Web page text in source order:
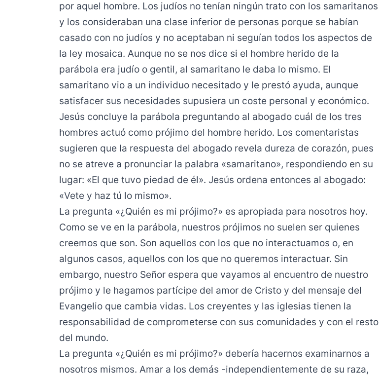
por aquel hombre. Los judíos no tenían ningún trato con los samaritanos
y los consideraban una clase inferior de personas porque se habían
casado con no judíos y no aceptaban ni seguían todos los aspectos de
la ley mosaica. Aunque no se nos dice si el hombre herido de la
parábola era judío o gentil, al samaritano le daba lo mismo. El
samaritano vio a un individuo necesitado y le prestó ayuda, aunque
satisfacer sus necesidades supusiera un coste personal y económico.
Jesús concluye la parábola preguntando al abogado cuál de los tres
hombres actuó como prójimo del hombre herido. Los comentaristas
sugieren que la respuesta del abogado revela dureza de corazón, pues
no se atreve a pronunciar la palabra «samaritano», respondiendo en su
lugar: «El que tuvo piedad de él». Jesús ordena entonces al abogado:
«Vete y haz tú lo mismo».
La pregunta «¿Quién es mi prójimo?» es apropiada para nosotros hoy.
Como se ve en la parábola, nuestros prójimos no suelen ser quienes
creemos que son. Son aquellos con los que no interactuamos o, en
algunos casos, aquellos con los que no queremos interactuar. Sin
embargo, nuestro Señor espera que vayamos al encuentro de nuestro
prójimo y le hagamos partícipe del amor de Cristo y del mensaje del
Evangelio que cambia vidas. Los creyentes y las iglesias tienen la
responsabilidad de comprometerse con sus comunidades y con el resto
del mundo.
La pregunta «¿Quién es mi prójimo?» debería hacernos examinarnos a
nosotros mismos. Amar a los demás -independientemente de su raza,